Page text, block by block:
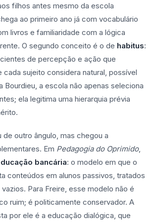
filhos antes mesmo da escola
ao primeiro ano já com vocabulário
livros e familiaridade com a lógica
O segundo conceito é o de habitus:
de percepção e ação que
cada sujeito considera natural, possível
Bourdieu, a escola não apenas seleciona
ela legitima uma hierarquia prévia
de outro ângulo, mas chegou a
Em Pedagogia do Oprimido,
bancária: o modelo em que o
conteúdos em alunos passivos, tratados
Para Freire, esse modelo não é
ruim; é politicamente conservador. A
por ele é a educação dialógica, que